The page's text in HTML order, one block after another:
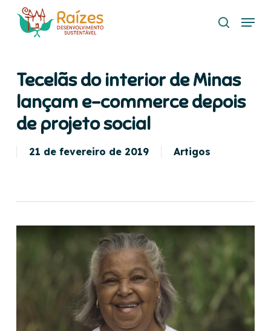
search
Menu
Tecelãs do interior de Minas
lançam e-commerce depois
de projeto social
21 de fevereiro de 2019 Artigos